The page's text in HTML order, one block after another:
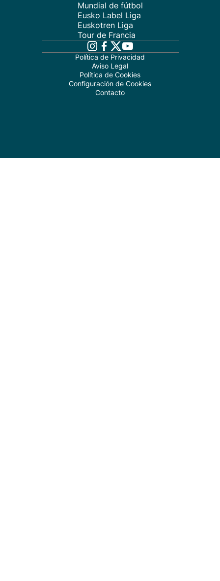
Mundial de fútbol
Eusko Label Liga
Euskotren Liga
Tour de Francia
Política de Privacidad
Aviso Legal
Política de Cookies
Configuración de Cookies
Contacto